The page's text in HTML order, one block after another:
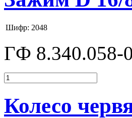
Шифр: 2048
ГФ 8.340.058-
Колесо